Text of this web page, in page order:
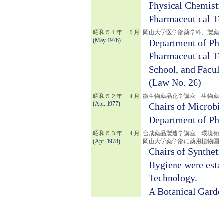
Physical
Pharmaceutical
昭和５１年 ５月
(May 1976)
岡山大学医学部薬学科、製
Department of
Pharmaceutical
School, and
(Law No. 26)
昭和５２年 ４月
(Apr. 1977)
微生物薬品化学講座、生物
Chairs of
Department of
昭和５３年 ４月
(Apr. 1978)
合成薬品製造学講座、環境
岡山大学薬学部に薬用植物
Chairs of
Hygiene were
Technology.
A Botanical